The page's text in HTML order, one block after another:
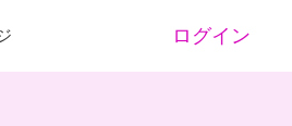
ログイン